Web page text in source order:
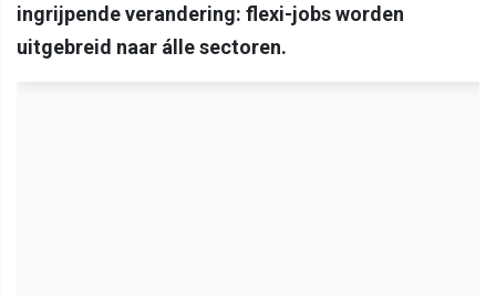
ingrijpende verandering: flexi-jobs worden
uitgebreid naar álle sectoren.